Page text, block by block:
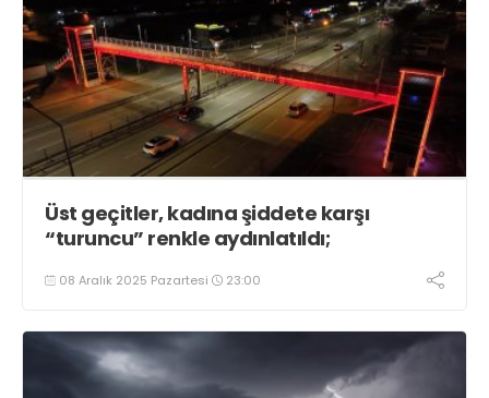
Üst geçitler, kadına şiddete karşı
“turuncu” renkle aydınlatıldı;
08 Aralık 2025 Pazartesi 23:00